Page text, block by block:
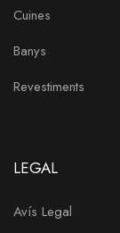
Cuines
Banys
Revestiments
LEGAL
Avís Legal